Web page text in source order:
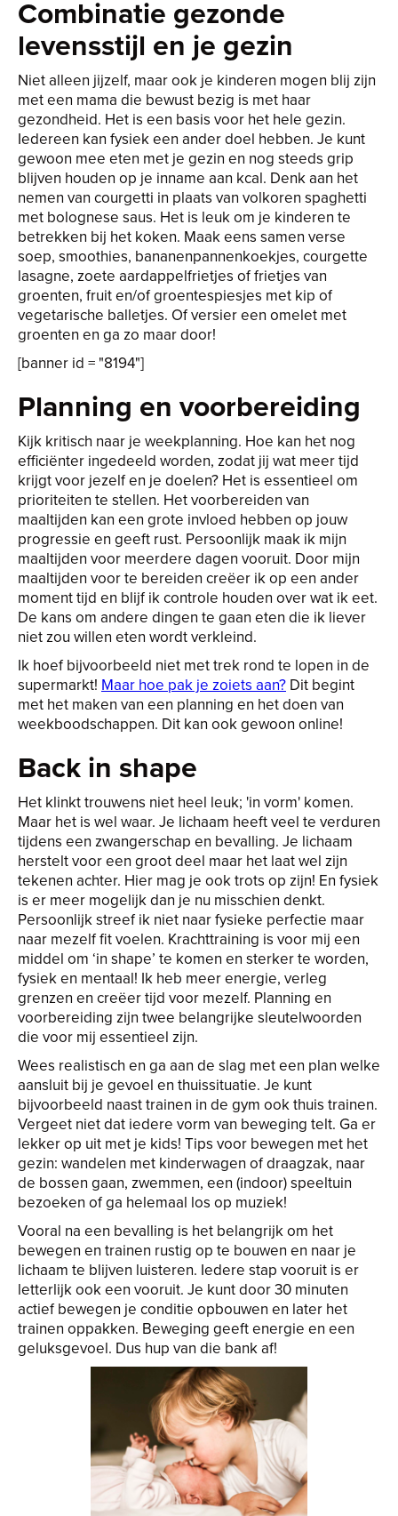
Combinatie gezonde
levensstijl en je gezin
Niet alleen jijzelf, maar ook je kinderen mogen blij zijn
met een mama die bewust bezig is met haar
gezondheid. Het is een basis voor het hele gezin.
Iedereen kan fysiek een ander doel hebben. Je kunt
gewoon mee eten met je gezin en nog steeds grip
blijven houden op je inname aan kcal. Denk aan het
nemen van courgetti in plaats van volkoren spaghetti
met bolognese saus. Het is leuk om je kinderen te
betrekken bij het koken. Maak eens samen verse
soep, smoothies, bananenpannenkoekjes, courgette
lasagne, zoete aardappelfrietjes of frietjes van
groenten, fruit en/of groentespiesjes met kip of
vegetarische balletjes. Of versier een omelet met
groenten en ga zo maar door!
[banner id = "8194"]
Planning en voorbereiding
Kijk kritisch naar je weekplanning. Hoe kan het nog
efficiënter ingedeeld worden, zodat jij wat meer tijd
krijgt voor jezelf en je doelen? Het is essentieel om
prioriteiten te stellen. Het voorbereiden van
maaltijden kan een grote invloed hebben op jouw
progressie en geeft rust. Persoonlijk maak ik mijn
maaltijden voor meerdere dagen vooruit. Door mijn
maaltijden voor te bereiden creëer ik op een ander
moment tijd en blijf ik controle houden over wat ik eet.
De kans om andere dingen te gaan eten die ik liever
niet zou willen eten wordt verkleind.
Ik hoef bijvoorbeeld niet met trek rond te lopen in de
supermarkt! Maar hoe pak je zoiets aan? Dit begint
met het maken van een planning en het doen van
weekboodschappen. Dit kan ook gewoon online!
Back in shape
Het klinkt trouwens niet heel leuk; 'in vorm' komen.
Maar het is wel waar. Je lichaam heeft veel te verduren
tijdens een zwangerschap en bevalling. Je lichaam
herstelt voor een groot deel maar het laat wel zijn
tekenen achter. Hier mag je ook trots op zijn! En fysiek
is er meer mogelijk dan je nu misschien denkt.
Persoonlijk streef ik niet naar fysieke perfectie maar
naar mezelf fit voelen. Krachttraining is voor mij een
middel om ‘in shape’ te komen en sterker te worden,
fysiek en mentaal! Ik heb meer energie, verleg
grenzen en creëer tijd voor mezelf. Planning en
voorbereiding zijn twee belangrijke sleutelwoorden
die voor mij essentieel zijn.
Wees realistisch en ga aan de slag met een plan welke
aansluit bij je gevoel en thuissituatie. Je kunt
bijvoorbeeld naast trainen in de gym ook thuis trainen.
Vergeet niet dat iedere vorm van beweging telt. Ga er
lekker op uit met je kids! Tips voor bewegen met het
gezin: wandelen met kinderwagen of draagzak, naar
de bossen gaan, zwemmen, een (indoor) speeltuin
bezoeken of ga helemaal los op muziek!
Vooral na een bevalling is het belangrijk om het
bewegen en trainen rustig op te bouwen en naar je
lichaam te blijven luisteren. Iedere stap vooruit is er
letterlijk ook een vooruit. Je kunt door 30 minuten
actief bewegen je conditie opbouwen en later het
trainen oppakken. Beweging geeft energie en een
geluksgevoel. Dus hup van die bank af!